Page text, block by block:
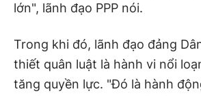
lớn", lãnh đạo PPP nói.
Trong khi đó, lãnh đạo đảng
thiết quân luật là hành vi nổi
tăng quyền lực. "Đó là hành